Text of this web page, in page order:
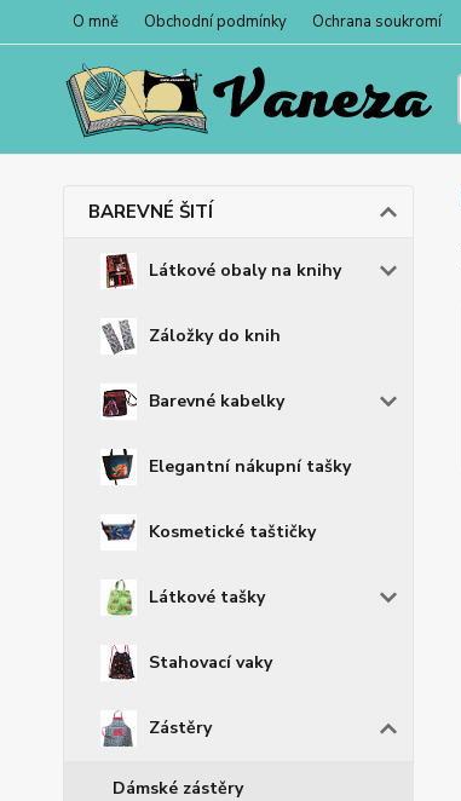
O mně Obchodní podmínky Ochrana soukromí
BAREVNÉ ŠITÍ
Látkové obaly na knihy
Záložky do knih
Barevné kabelky
Elegantní nákupní tašky
Kosmetické taštičky
Látkové tašky
Stahovací vaky
Zástěry
Dámské zástěry